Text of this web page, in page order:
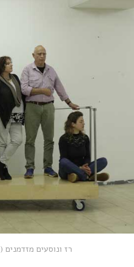
רז ונוסעים מזדמנים